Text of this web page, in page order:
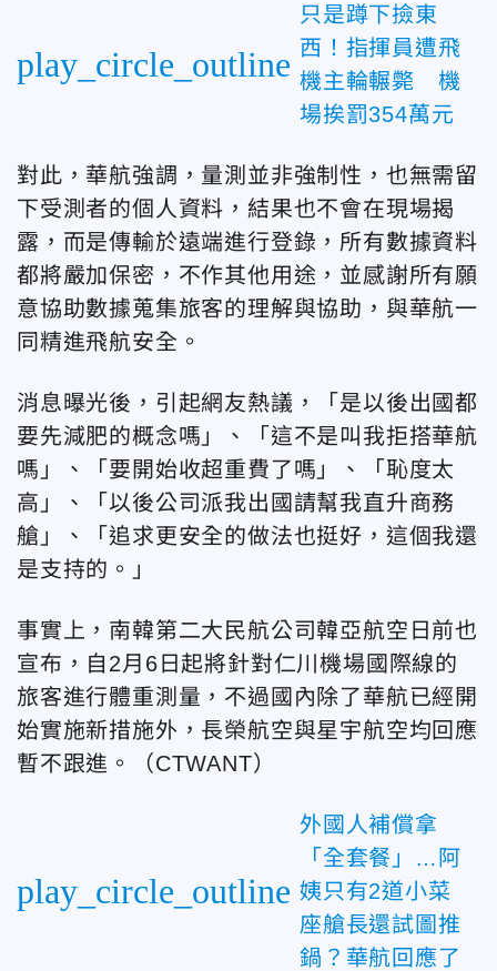
play_circle_outline
只是蹲下撿東
西！指揮員遭飛
機主輪輾斃 機
場挨罰354萬元
對此，華航強調，量測並非強制性，也無需留
下受測者的個人資料，結果也不會在現場揭
露，而是傳輸於遠端進行登錄，所有數據資料
都將嚴加保密，不作其他用途，並感謝所有願
意協助數據蒐集旅客的理解與協助，與華航一
同精進飛航安全。
消息曝光後，引起網友熱議，「是以後出國都
要先減肥的概念嗎」、「這不是叫我拒搭華航
嗎」、「要開始收超重費了嗎」、「恥度太
高」、「以後公司派我出國請幫我直升商務
艙」、「追求更安全的做法也挺好，這個我還
是支持的。」
事實上，南韓第二大民航公司韓亞航空日前也
宣布，自2月6日起將針對仁川機場國際線的
旅客進行體重測量，不過國內除了華航已經開
始實施新措施外，長榮航空與星宇航空均回應
暫不跟進。（CTWANT）
play_circle_outline
外國人補償拿
「全套餐」…阿
姨只有2道小菜
座艙長還試圖推
鍋？華航回應了